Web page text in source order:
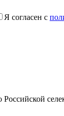
Я согласен с
Российской